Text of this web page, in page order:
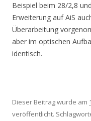
Beispiel beim 28/2,8
Erweiterung auf AiS
Überarbeitung
aber im optischen
identisch.
Dieser Beitrag wurde am
veröffentlicht.